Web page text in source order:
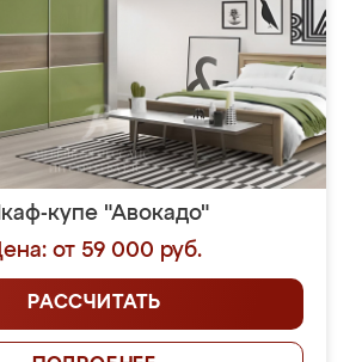
купе "Авокадо"
от 59 000 руб.
РАССЧИТАТЬ